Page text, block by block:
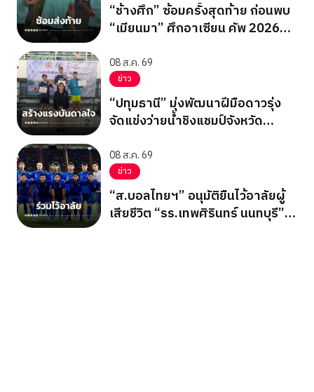
“ช้างศึก” ซ้อมครั้งสุดท้าย ก่อนพบ
“เมียนมา” ศึกอาเซียน คัพ 2026
08 ส.ค. 69
ข่าว
“ปทุมธานี” มุ่งพัฒนาฝีมือดาวรุ่ง
จัดแข่งว่ายน้ำชิงแชมป์จังหวัด
08 ส.ค. 69
ข่าว
“ส.บอลไทยฯ” อนุมัติยืนไว้อาลัยผู้
เสียชีวิต “รร.เทพศิรินทร์ นนทบุรี”